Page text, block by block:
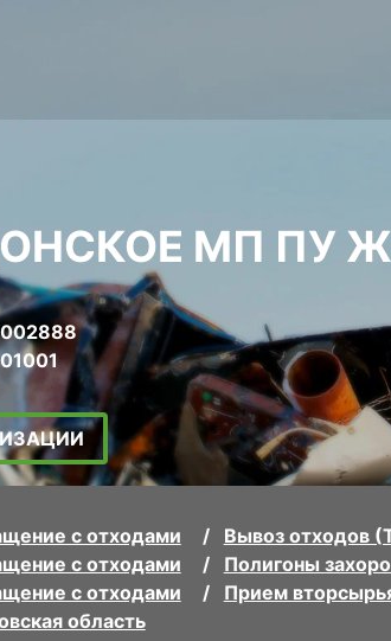
МП ПУ
с отходами
Вывоз отходов
с отходами
Полигоны
с отходами
Прием
область